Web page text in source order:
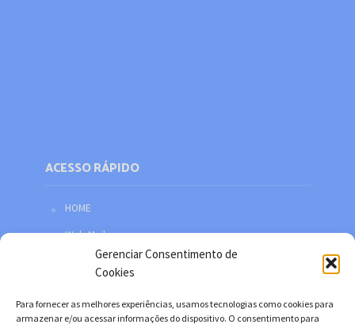
Gerenciar Consentimento de
Cookies
Para fornecer as melhores experiências, usamos tecnologias como cookies para
armazenar e/ou acessar informações do dispositivo. O consentimento para
ACESSO RÁPIDO
HOME
Web Mail
Política de privacidade
Facebook